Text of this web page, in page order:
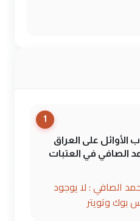
1
الأوائل على العراق
الصافي في العتبات
الصافي : لا يوجود
بوك وتويتر